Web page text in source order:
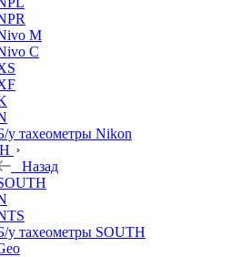
M
C
у тахеометры Nikon
Назад
у тахеометры SOUTH